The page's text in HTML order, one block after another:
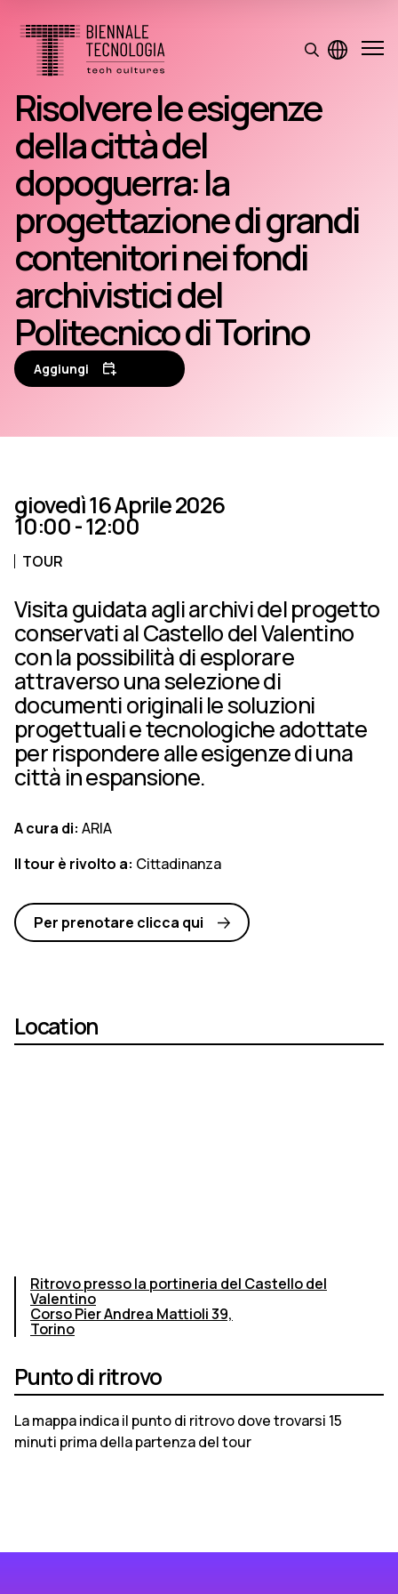
Risolvere le esigenze
della città del
dopoguerra: la
progettazione di grandi
contenitori nei fondi
archivistici del
Politecnico di Torino
Aggiungi
giovedì 16 Aprile 2026
10:00 - 12:00
TOUR
Visita guidata agli archivi del progetto
conservati al Castello del Valentino
con la possibilità di esplorare
attraverso una selezione di
documenti originali le soluzioni
progettuali e tecnologiche adottate
per rispondere alle esigenze di una
città in espansione.
A cura di: ARIA
Il tour è rivolto a: Cittadinanza
Per prenotare clicca qui
Location
Ritrovo presso la portineria del Castello del
Valentino
Corso Pier Andrea Mattioli 39,
Torino
Punto di ritrovo
La mappa indica il punto di ritrovo dove trovarsi 15
minuti prima della partenza del tour